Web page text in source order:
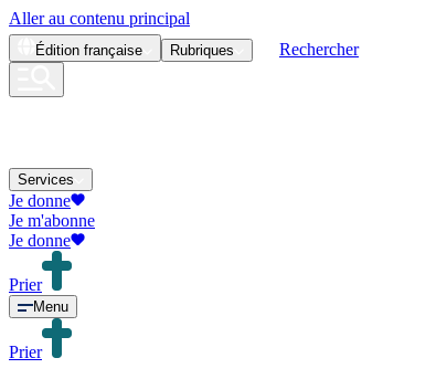
Aller au contenu principal
Édition française Rubriques Rechercher
Services
Je donne
Je m'abonne
Je donne
Prier
Menu
Prier